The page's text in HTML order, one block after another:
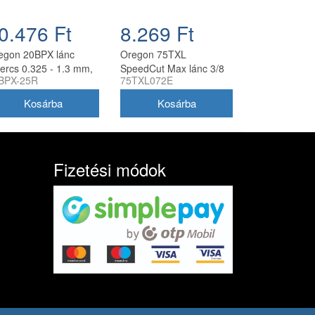
Ft
20BPX lánc
0.325 - 1.3 mm,
25R
8.269 Ft
Oregon 75TXL
SpeedCut Max lánc 3/8
1,6 mm 72 szem
75TXL072E
Fizetési módok